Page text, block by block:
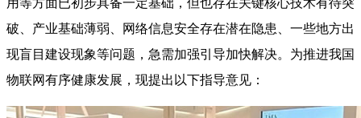
破、产业基础薄弱、网络信息安全存在潜在隐患、一些地方出
现盲目建设现象等问题，急需加强引导加快解决。为推进我国
物联网有序健康发展，现提出以下指导意见：